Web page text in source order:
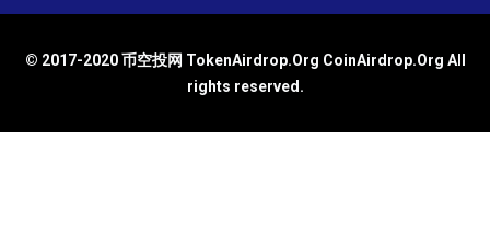
© 2017-2020 币空投网 TokenAirdrop.Org CoinAirdrop.Org All
rights reserved.